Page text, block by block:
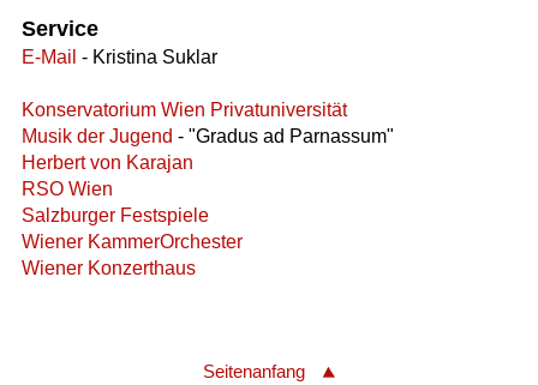
Service
E-Mail - Kristina Suklar
Konservatorium Wien Privatuniversität
Musik der Jugend - "Gradus ad Parnassum"
Herbert von Karajan
RSO Wien
Salzburger Festspiele
Wiener KammerOrchester
Wiener Konzerthaus
Seitenanfang